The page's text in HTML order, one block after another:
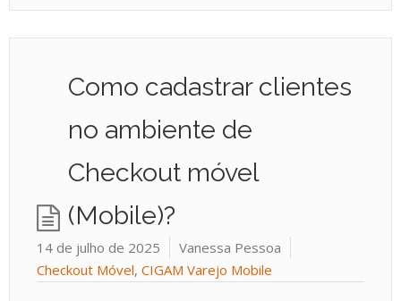
Como cadastrar clientes
no ambiente de
Checkout móvel
(Mobile)?
14 de julho de 2025
Vanessa Pessoa
Checkout Móvel, CIGAM Varejo Mobile